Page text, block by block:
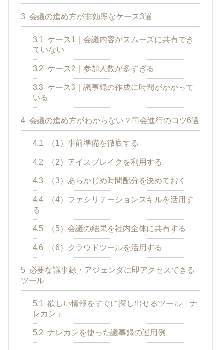
3 会議の進め方が非効率なケース3選
3.1 ケース1｜会議内容がスムーズに共有でき
ていない
3.2 ケース2｜参加人数が多すぎる
3.3 ケース3｜議事録の作成に時間がかかって
いる
4 会議の進め方がわからない？司会進行のコツ6選
4.1 （1）事前準備を徹底する
4.2 （2）アイスブレイクを利用する
4.3 （3）あらかじめ時間配分を決めておく
4.4
（4）ファシリテーションスキルを活用す
る
4.5 （5）会議の結果を社内全体に共有する
4.6 （6）クラウドツールを活用する
5 必要な議事録・アジェンダに即アクセスできる
ツール
5.1 欲しい情報をすぐに探し出せるツール「ナ
レカン」
5.2 ナレカンを使った議事録の運用例